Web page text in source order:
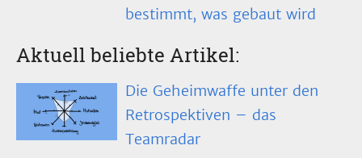
bestimmt, was gebaut wird
Aktuell beliebte Artikel:
Die Geheimwaffe unter den
Retrospektiven – das
Teamradar